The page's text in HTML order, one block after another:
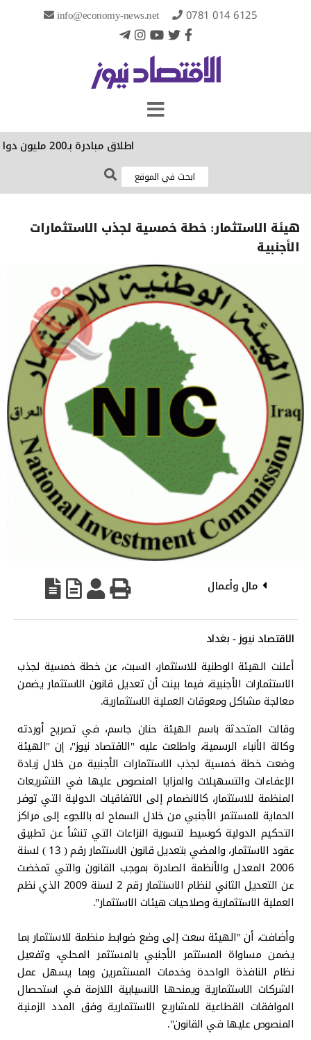
info@economy-news.net 0781 014 6125
اطلاق مبادرة بـ200 مليون دولار لإنقاذ 100 كائن حي مهدد في 30 دولة
هيئة الاستثمار: خطة خمسية لجذب الاستثمارات
الأجنبية
مال وأعمال
الاقتصاد نيوز - بغداد
أعلنت الهيئة الوطنية للاستثمار، السبت، عن خطة خمسية لجذب
الاستثمارات الأجنبية، فيما بينت أن تعديل قانون الاستثمار يضمن
معالجة مشاكل ومعوقات العملية الاستثمارية.
وقالت المتحدثة باسم الهيئة حنان جاسم، في تصريح أوردته
وكالة الأنباء الرسمية، واطلعت عليه "الاقتصاد نيوز"، إن "الهيئة
وضعت خطة خمسية لجذب الاستثمارات الأجنبية من خلال زيادة
الإعفاءات والتسهيلات والمزايا المنصوص عليها في التشريعات
المنظمة للاستثمار، كالانضمام إلى الاتفاقيات الدولية التي توفر
الحماية للمستثمر الأجنبي من خلال السماح له باللجوء إلى مراكز
التحكيم الدولية كوسيط لتسوية النزاعات التي تنشأ عن تطبيق
عقود الاستثمار، والمضي بتعديل قانون الاستثمار رقم ( 13 ) لسنة
2006 المعدل والأنظمة الصادرة بموجب القانون والتي تمخضت
عن التعديل الثاني لنظام الاستثمار رقم 2 لسنة 2009 الذي نظم
العملية الاستثمارية وصلاحيات هيئات الاستثمار".
وأضافت، أن "الهيئة سعت إلى وضع ضوابط منظمة للاستثمار بما
يضمن مساواة المستثمر الأجنبي بالمستثمر المحلي، وتفعيل
نظام النافذة الواحدة وخدمات المستثمرين وبما يسهل عمل
الشركات الاستثمارية ويمنحها الانسيابية اللازمة في استحصال
الموافقات القطاعية للمشاريع الاستثمارية وفق المدد الزمنية
المنصوص عليها في القانون".